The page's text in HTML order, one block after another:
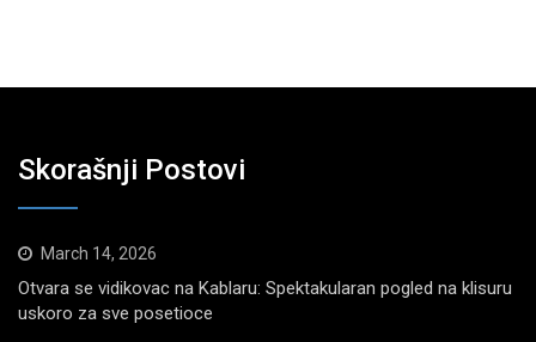
Skorašnji Postovi
March 14, 2026
Otvara se vidikovac na Kablaru: Spektakularan pogled na klisuru
uskoro za sve posetioce